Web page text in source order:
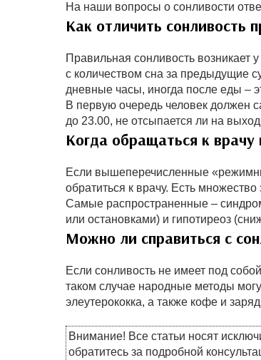
На наши вопросы о сонливости
Как отличить сонливость
Правильная сонливость возникает
с количеством сна за предыдущие
дневные часы, иногда после еды –
В первую очередь человек должен
до 23.00, не отсыпается ли на
Когда обращаться к врачу
Если вышеперечисленные
обратиться к врачу. Есть
Самые распространенные –
или остановками) и гипотиреоз
Можно ли справиться с
Если сонливость не имеет под
таком случае народные методы
элеутерококка, а также кофе и
Внимание! Все статьи носят
обратитесь за подробной